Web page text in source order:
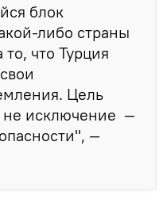
блок
либо страны
что Турция
Цель
не исключение —
—